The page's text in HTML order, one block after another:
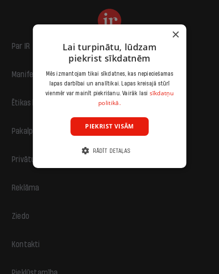
Par IR
Manifests
Ētikas kodekss
Pakalpojumu sniegšanas noteikumi
Privātuma politika
Reklāma
Ziedo
Kontakti
×
Lai turpinātu, lūdzam
piekrist sīkdatnēm
Mēs izmantojam tikai sīkdatnes, kas nepieciešamas
lapas darbībai un analītikai. Lapas kreisajā stūrī
vienmēr var mainīt piekrišanu. Vairāk lasi sīkdatņu
politikā.
PIEKRIST VISĀM
RĀDĪT DETAĻAS